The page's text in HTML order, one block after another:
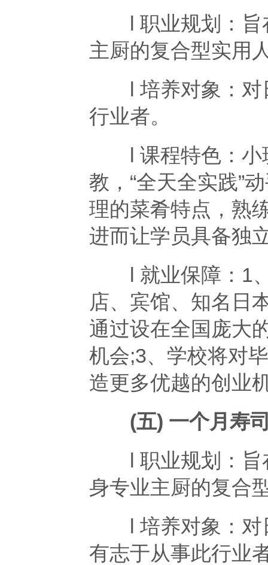
l 职业规划：旨
主厨的复合型实用
l 培养对象：对
行业者。
l 课程特色：小
教，“全天全实践”
理的菜肴特点，熟
进而让学员具备独
l 就业保障：1、
店、宾馆、知名日
通过设在全国庞大
机会;3、学校将对
造更多优越的创业
(五) 一个月寿司
l 职业规划：旨
身专业主厨的复合
l 培养对象：对
有志于从事此行业